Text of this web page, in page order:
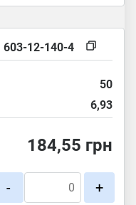
603-12-140-4
50
6,93
184,55 грн
- +